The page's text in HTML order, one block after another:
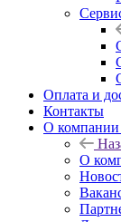
Оплата и
Контакты
О компании
О